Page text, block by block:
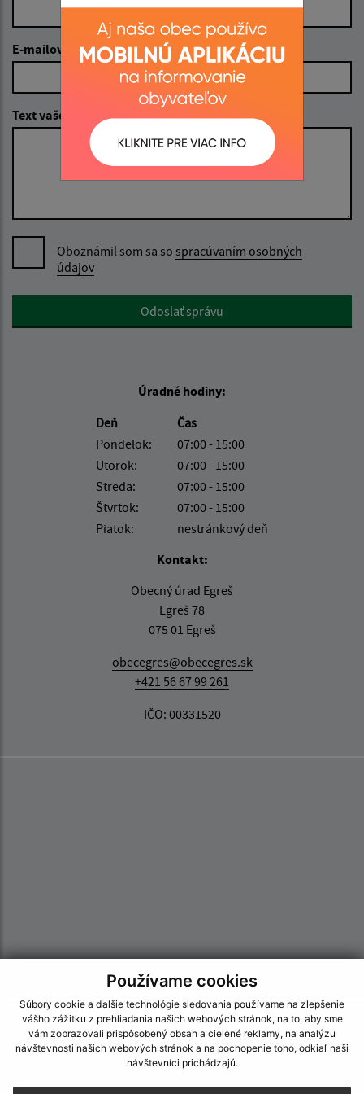
Používame cookies
Súbory cookie a ďalšie technológie sledovania používame na zlepšenie
vášho zážitku z prehliadania našich webových stránok, na to, aby sme
vám zobrazovali prispôsobený obsah a cielené reklamy, na analýzu
návštevnosti našich webových stránok a na pochopenie toho, odkiaľ naši
návštevníci prichádzajú.
E-mailová adresa (povinné)
Text vašej správy (povinné)
Oboznámil som sa so spracúvaním osobných
údajov
Google reCaptcha ResponseOdoslať správu
Úradné hodiny:
Deň
Čas
Pondelok:
07:00 - 15:00
Utorok:
07:00 - 15:00
Streda:
07:00 - 15:00
Štvrtok:
07:00 - 15:00
Piatok:
nestránkový deň
Kontakt:
Obecný úrad Egreš
Egreš 78
075 01 Egreš
obecegres@obecegres.sk
+421 56 67 99 261
IČO: 00331520
Informácie o stránke:
Vyhlásenie o prístupnosti
Autorské práva